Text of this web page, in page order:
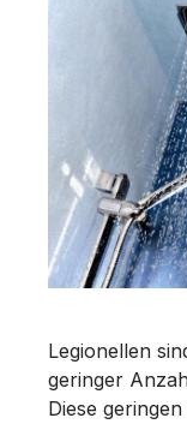
Legionellen
geringer
Diese